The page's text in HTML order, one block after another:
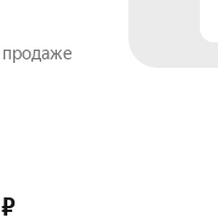
продаже
₽